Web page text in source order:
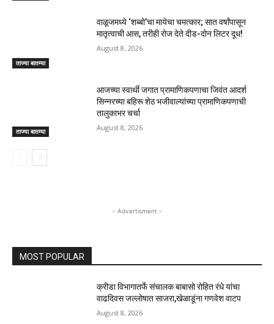
ताज्या बातम्या
वाळूजमध्ये ‘शब्बो’चा मायेचा चमत्कार; सात वर्षांपासून
मातृत्वाची आस, तरीही रोज देते दीड-दोन लिटर दूध!
August 8, 2026
ताज्या बातम्या
आजच्या स्वार्थी जगात प्रामाणिकपणाचा जिवंत आदर्श
सिन्नरच्या बहिरू शेठ भजीवाल्यांच्या प्रामाणिकपणाची
तालुकाभर चर्चा
August 8, 2026
- Advertisment -
MOST POPULAR
क्रीडा विभागातर्फे संचालक बाबासो रोहित रंधे यांचा
वाढदिवस जल्लोषात साजरा,खेळाडूंना गणवेश वाटप
August 8, 2026